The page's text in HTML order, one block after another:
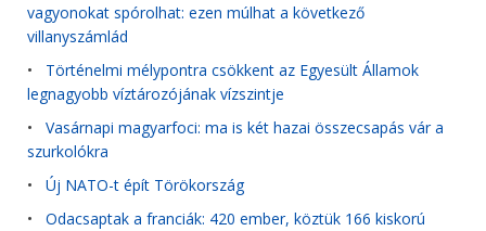
vagyonokat spórolhat: ezen múlhat a következő
villanyszámlád
• Történelmi mélypontra csökkent az Egyesült Államok
legnagyobb víztározójának vízszintje
• Vasárnapi magyarfoci: ma is két hazai összecsapás vár a
szurkolókra
• Új NATO-t épít Törökország
• Odacsaptak a franciák: 420 ember, köztük 166 kiskorú